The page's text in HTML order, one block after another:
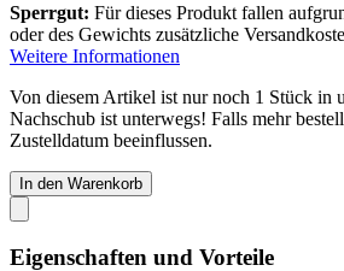
Sperrgut: Für dieses Produkt fallen
oder des Gewichts zusätzliche
Weitere Informationen
Von diesem Artikel ist nur noch 1 Stück in
Nachschub ist unterwegs! Falls mehr
Zustelldatum beeinflussen.
In den Warenkorb
Eigenschaften und Vorteile